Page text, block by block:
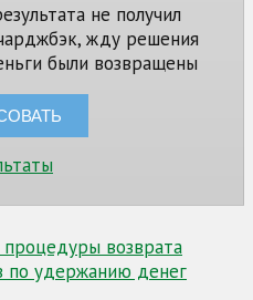
не получил
жду решения
были возвращены
возврата
по удержанию денег